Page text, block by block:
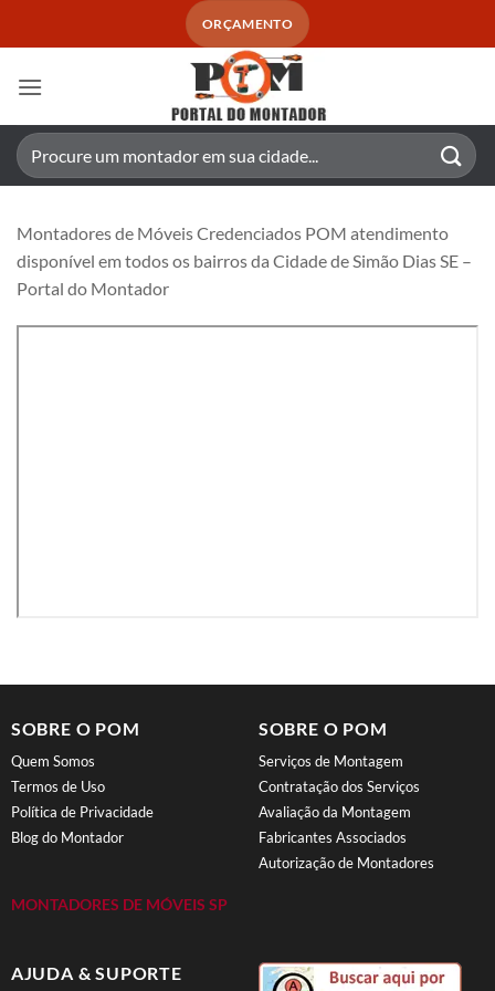
ORÇAMENTO
Pesquisar
por:
Montadores de Móveis Credenciados POM atendimento
disponível em todos os bairros da Cidade de Simão Dias SE –
Portal do Montador
SOBRE O POM
Quem Somos
Termos de Uso
Política de Privacidade
Blog do Montador
MONTADORES DE MÓVEIS SP
SOBRE O POM
Serviços de Montagem
Contratação dos Serviços
Avaliação da Montagem
Fabricantes Associados
Autorização de Montadores
AJUDA & SUPORTE